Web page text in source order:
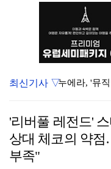
최신기사 ▽
'리버풀 레전드'
상대 체코의 약
부족"